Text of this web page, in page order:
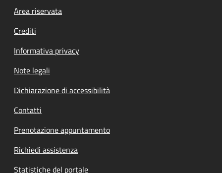
Footer menu
Area riservata
Crediti
Informativa privacy
Note legali
Dichiarazione di accessibilità
Contatti
Prenotazione appuntamento
Richiedi assistenza
Statistiche del portale